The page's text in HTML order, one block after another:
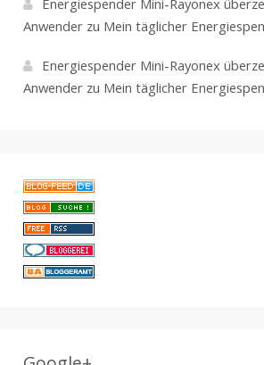
Energiespender Mini-Rayonex
Anwenderzu Mein täglicher
Energiespender Mini-Rayonex
Anwenderzu Mein täglicher